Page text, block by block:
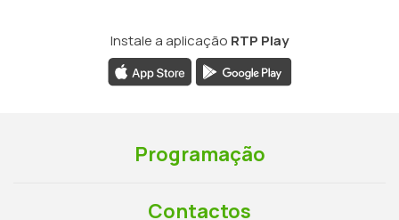
Instale a aplicação RTP Play
Programação
Contactos